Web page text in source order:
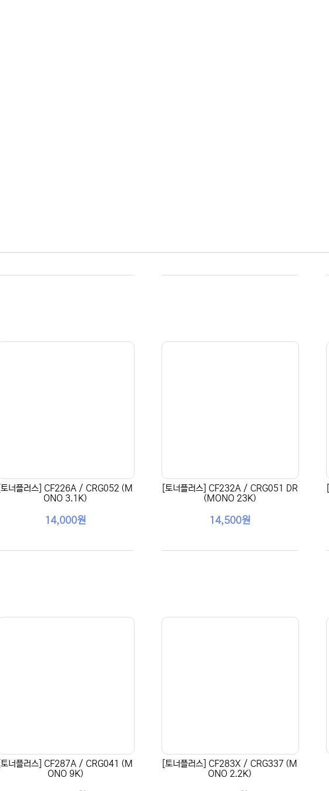
[토너플러스] CF226A / CRG052 (M
ONO 3.1K)
14,000원
[토너플러스] CF232A / CRG051 DR
(MONO 23K)
14,500원
[토너플러스] CF287A / CRG041 (M
ONO 9K)
[토너플러스] CF283X / CRG337 (M
ONO 2.2K)